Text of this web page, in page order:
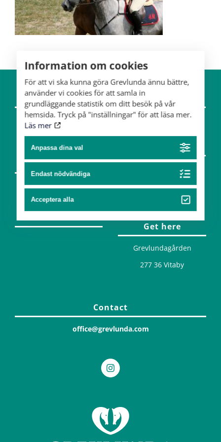
The estate
Team
Partners
Horses
Art & design
Design
Get here
Grevlundagården
277 36 Vitaby
Contact
office@grevlunda.com
Information om cookies
För att vi ska kunna göra Grevlunda ännu bättre,
använder vi cookies för att samla in
grundläggande statistik om ditt besök på vår
hemsida. Tryck på "inställningar" för att läsa mer.
Läs mer
Anpassa dina val
Endast nödvändiga
Acceptera alla